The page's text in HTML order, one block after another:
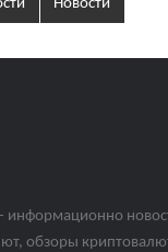
Новости
информационно
обзоры